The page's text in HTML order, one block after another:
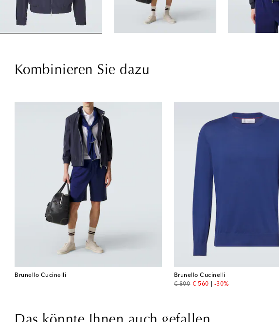
Kombinieren Sie dazu
Brunello Cucinelli
Brunello Cucinelli
€ 800
original price
€ 560
discount price
-30%